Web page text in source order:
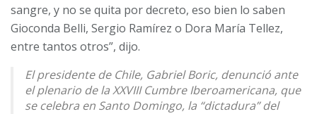
sangre, y no se quita por decreto, eso bien lo saben
Gioconda Belli, Sergio Ramírez o Dora María Tellez,
entre tantos otros”, dijo.
El presidente de Chile, Gabriel Boric, denunció ante
el plenario de la XXVIII Cumbre Iberoamericana, que
se celebra en Santo Domingo, la “dictadura” del